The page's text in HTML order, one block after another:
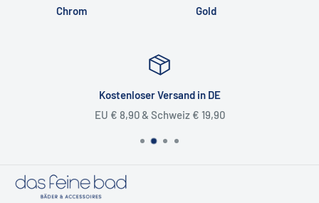
shop@dasfeinebad.de
Chrom Gold
Kostenloser Versand in DE
EU € 8,90 & Schweiz € 19,90